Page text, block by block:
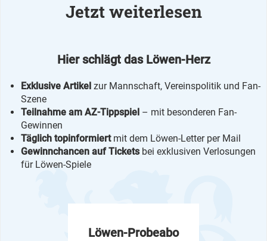
Jetzt weiterlesen
Hier schlägt das Löwen-Herz
Exklusive Artikel zur Mannschaft, Vereinspolitik und Fan-
Szene
Teilnahme am AZ-Tippspiel – mit besonderen Fan-
Gewinnen
Täglich topinformiertmit dem Löwen-Letter per Mail
Gewinnchancen auf Ticketsbei exklusiven Verlosungen
für Löwen-Spiele
Löwen-Probeabo